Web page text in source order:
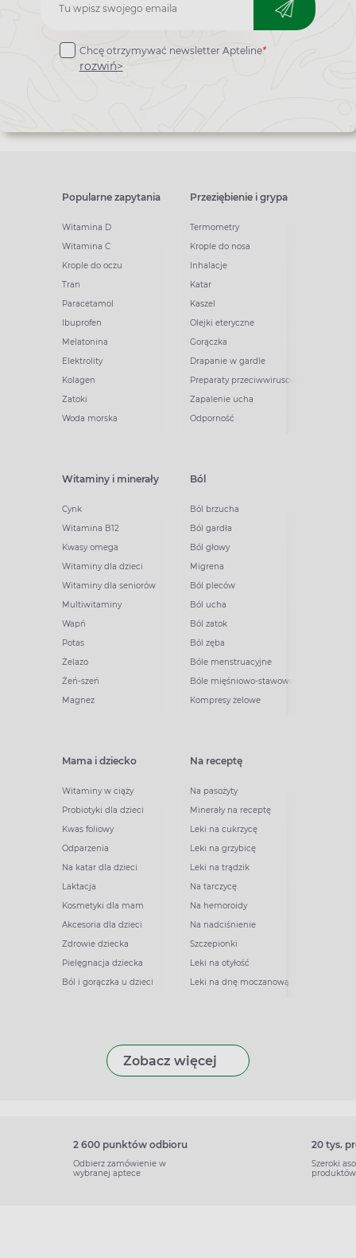
do
newslettera
Chcę otrzymywać newsletter Apteline*
rozwiń>
Popularne zapytania
Witamina D
Witamina C
Krople do oczu
Tran
Paracetamol
Ibuprofen
Melatonina
Elektrolity
Kolagen
Zatoki
Woda morska
Przeziębienie i grypa
Termometry
Krople do nosa
Inhalacje
Katar
Kaszel
Olejki eteryczne
Gorączka
Drapanie w gardle
Preparaty przeciwwirusowe
Zapalenie ucha
Odporność
Witaminy i minerały
Cynk
Witamina B12
Kwasy omega
Witaminy dla dzieci
Witaminy dla seniorów
Multiwitaminy
Wapń
Potas
Żelazo
Żeń-szeń
Magnez
Ból
Ból brzucha
Ból gardła
Ból głowy
Migrena
Ból pleców
Ból ucha
Ból zatok
Ból zęba
Bóle menstruacyjne
Bóle mięśniowo-stawowe
Kompresy żelowe
Mama i dziecko
Witaminy w ciąży
Probiotyki dla dzieci
Kwas foliowy
Odparzenia
Na katar dla dzieci
Laktacja
Kosmetyki dla mam
Akcesoria dla dzieci
Zdrowie dziecka
Pielęgnacja dziecka
Ból i gorączka u dzieci
Na receptę
Na pasożyty
Minerały na receptę
Leki na cukrzycę
Leki na grzybicę
Leki na trądzik
Na tarczycę
Na hemoroidy
Na nadciśnienie
Szczepionki
Leki na otyłość
Leki na dnę moczanową
Zobacz więcej
2 600 punktów odbioru
Odbierz zamówienie w
wybranej aptece
20 tys.
Szeroki
produktów